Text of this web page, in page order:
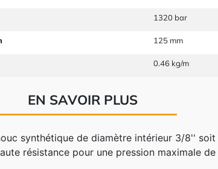
1320 bar
125 mm
0.46 kg/m
EN SAVOIR PLUS
synthétique de diamètre intérieur 3/8''
résistance pour une pression maximale